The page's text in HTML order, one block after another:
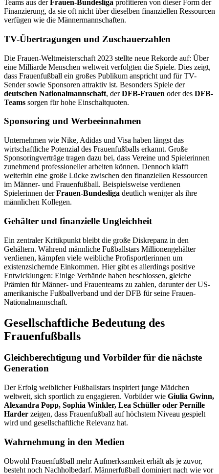
Teams aus derFrauen-Bundesliga profitieren von dieser Form der
Finanzierung, da sie oft nicht über dieselben finanziellen Ressourcen
verfügen wie die Männermannschaften.
TV-Übertragungen und Zuschauerzahlen
Die Frauen-Weltmeisterschaft 2023 stellte neue Rekorde auf: Über
eine Milliarde Menschen weltweit verfolgten die Spiele. Dies zeigt,
dass Frauenfußball ein großes Publikum anspricht und für TV-
Sender sowie Sponsoren attraktiv ist. Besonders Spiele der
deutschen Nationalmannschaft, derDFB-Frauen oder des DFB-
Teams sorgen für hohe Einschaltquoten.
Sponsoring und Werbeeinnahmen
Unternehmen wie Nike, Adidas und Visa haben längst das
wirtschaftliche Potenzial des Frauenfußballs erkannt. Große
Sponsoringverträge tragen dazu bei, dass Vereine und Spielerinnen
zunehmend professioneller arbeiten können. Dennoch klafft
weiterhin eine große Lücke zwischen den finanziellen Ressourcen
im Männer- und Frauenfußball. Beispielsweise verdienen
Spielerinnen derFrauen-Bundesliga deutlich weniger als ihre
männlichen Kollegen.
Gehälter und finanzielle Ungleichheit
Ein zentraler Kritikpunkt bleibt die große Diskrepanz in den
Gehältern. Während männliche Fußballstars Millionengehälter
verdienen, kämpfen viele weibliche Profisportlerinnen um
existenzsichernde Einkommen. Hier gibt es allerdings positive
Entwicklungen: Einige Verbände haben beschlossen, gleiche
Prämien für Männer- und Frauenteams zu zahlen, darunter der US-
amerikanische Fußballverband und der DFB für seine Frauen-
Nationalmannschaft.
Gesellschaftliche Bedeutung des
Frauenfußballs
Gleichberechtigung und Vorbilder für die nächste
Generation
Der Erfolg weiblicher Fußballstars inspiriert junge Mädchen
weltweit, sich sportlich zu engagieren. Vorbilder wie Giulia Gwinn,
Alexandra Popp, Sophia Winkler, Lea Schüller oder Pernille
Harder zeigen, dass Frauenfußball auf höchstem Niveau gespielt
wird und gesellschaftliche Relevanz hat.
Wahrnehmung in den Medien
Obwohl Frauenfußball mehr Aufmerksamkeit erhält als je zuvor,
besteht noch Nachholbedarf. Männerfußball dominiert nach wie vor